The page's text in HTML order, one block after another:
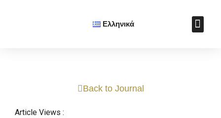
Ελληνικά
Back to Journal
Article Views :